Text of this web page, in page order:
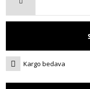
Kargo bedava